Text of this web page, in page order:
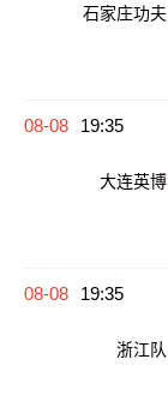
石家庄功夫
08-08 19:35
大连英博
08-08 19:35
浙江队